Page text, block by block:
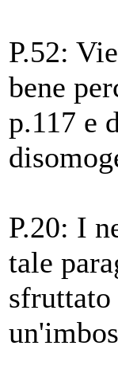
P.52:
bene
p.117 e
P.20: I
tale
sfruttato